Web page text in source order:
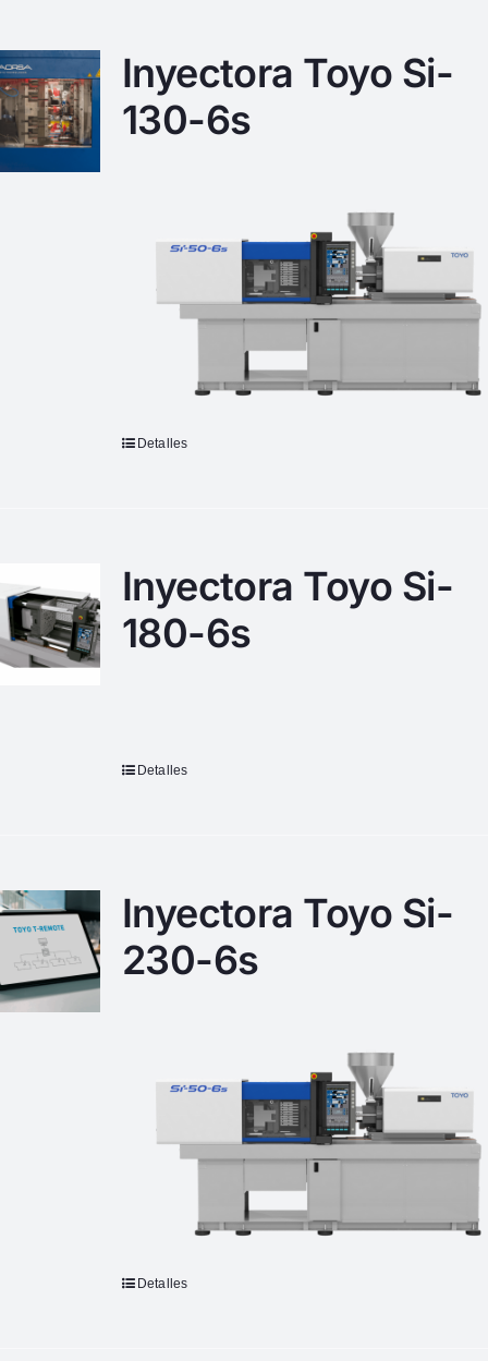
Inyectora Toyo Si-
130-6s
Detalles
Inyectora Toyo Si-
180-6s
Detalles
Inyectora Toyo Si-
230-6s
Detalles